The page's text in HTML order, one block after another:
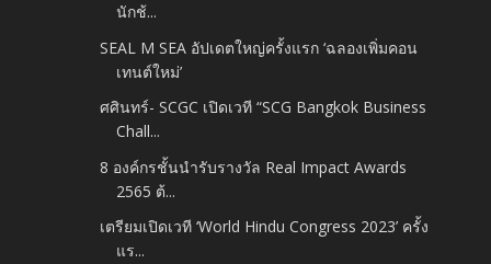
นักช้...
SEAL M SEA อัปเดตใหญ่ครั้งแรก ‘ฉลองเพิ่มคอน
เทนต์ใหม่’
ศศินทร์- SCGC เปิดเวที “SCG Bangkok Business
Chall...
8 องค์กรชั้นนำรับรางวัล Real Impact Awards
2565 ต้...
เตรียมเปิดเวที ‘World Hindu Congress 2023’ ครั้ง
แร...